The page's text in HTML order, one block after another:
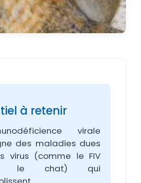
à retenir
virale
des maladies dues
virus (comme le FIV
le chat) qui